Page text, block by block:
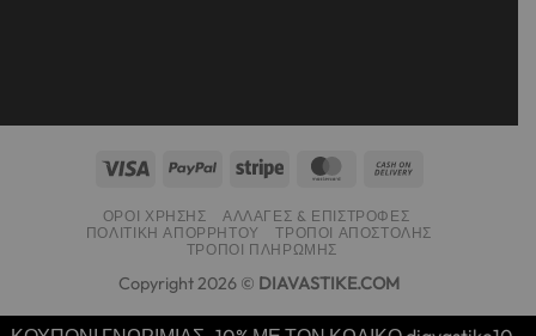
ΌΡΟΙ ΧΡΉΣΗΣ
ΑΛΛΑΓΈΣ & ΕΠΙΣΤΡΟΦΈΣ
ΠΟΛΙΤΙΚΉ ΑΠΟΡΡΉΤΟΥ
ΤΡΌΠΟΙ ΑΠΟΣΤΟΛΉΣ
ΤΡΌΠΟΙ ΠΛΗΡΩΜΉΣ
Copyright 2026 © DIAVASTIKE.COM